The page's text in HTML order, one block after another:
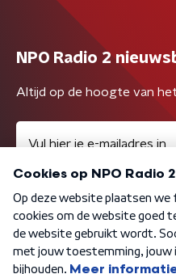
NPO Radio 2
Altijd op de hoogte van
Algemene voorwaarden